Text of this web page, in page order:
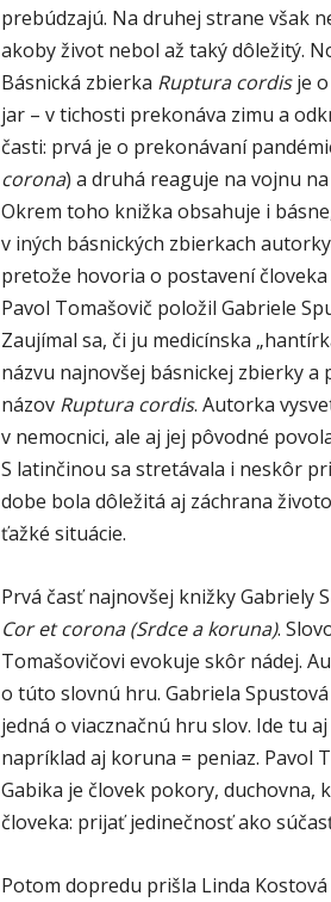
prebúdzajú. Na druhej strane však
akoby život nebol až taký dôležitý.
Básnická zbierka Ruptura cordisje o
jar – v tichosti prekonáva zimu a
časti: prvá je o prekonávaní
corona) a druhá reaguje na vojnu
Okrem toho knižka obsahuje i
v iných básnických zbierkach
pretože hovoria o postavení človeka
Pavol Tomašovič položil Gabriele
Zaujímal sa, či ju medicínska
názvu najnovšej básnickej zbierky
názov Ruptura cordis. Autorka
v nemocnici, ale aj jej pôvodné
S latinčinou sa stretávala i neskôr
dobe bola dôležitá aj záchrana
ťažké situácie.
Prvá časť najnovšej knižky Gabriely
Cor et corona (Srdce a koruna).
Tomašovičovi evokuje skôr nádej.
o túto slovnú hru. Gabriela
jedná o viacznačnú hru slov. Ide tu
napríklad aj koruna = peniaz. Pavol
Gabika je človek pokory, duchovna,
človeka: prijať jedinečnosť ako
Potom dopredu prišla Linda